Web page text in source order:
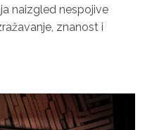
naizgled nespojive
znanost i